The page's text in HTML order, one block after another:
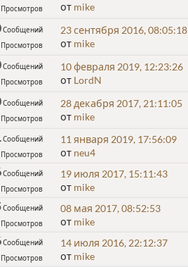
Просмотров
от mike
Сообщений
Просмотров
23 сентября 2016, 08:05:18
от mike
Сообщений
Просмотров
10 февраля 2019, 12:23:26
от LordN
Сообщений
Просмотров
28 декабря 2017, 21:11:05
от mike
Сообщений
Просмотров
11 января 2019, 17:56:09
от neu4
Сообщений
Просмотров
19 июля 2017, 15:11:43
от mike
Сообщений
Просмотров
08 мая 2017, 08:52:53
от mike
Сообщений
Просмотров
14 июля 2016, 22:12:37
от mike